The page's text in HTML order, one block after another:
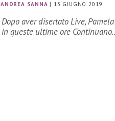
ANDREA SANNA | 13 GIUGNO 2019
Dopo aver disertato Live,
in queste ultime ore